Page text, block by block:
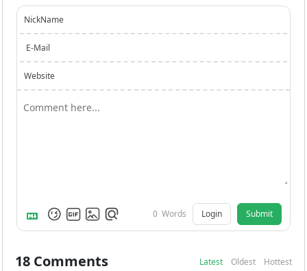
NickName
E-Mail
Website
0 Words Login Submit
18 Comments Latest Oldest Hottest